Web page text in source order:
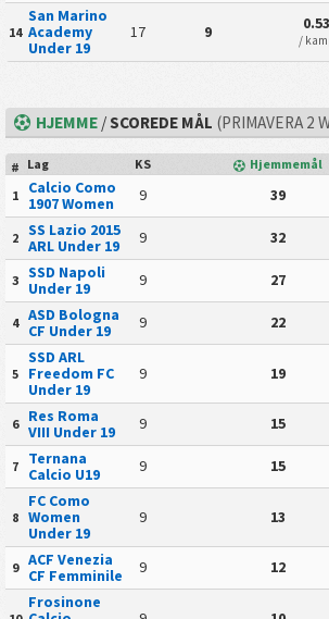
14
San Marino
Academy
Under 19
17 9 0.53
/
HJEMME /SCOREDE MÅL (PRIMAVERA 2
# Lag KS
Hjemmemål
1
Calcio Como
1907 Women
9 39
2 SS Lazio 2015
ARL Under 19
9 32
3 SSD Napoli
Under 19
9 27
4 ASD Bologna
CF Under 19
9 22
5
SSD ARL
Freedom FC
Under 19
9 19
6
Res Roma
VIII Under 19
9 15
7
Ternana
Calcio U19
9 15
8
FC Como
Women
Under 19
9 13
9 ACF Venezia
CF Femminile
9 12
Frosinone